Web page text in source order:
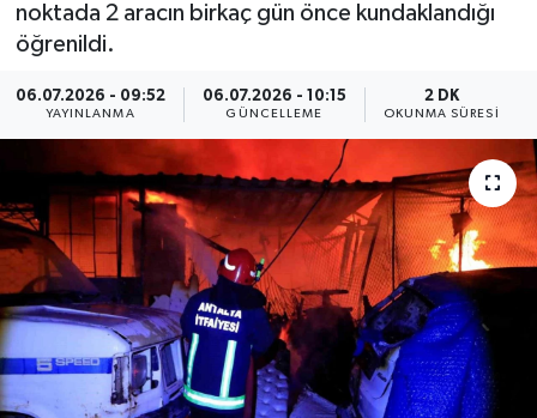
noktada 2 aracın birkaç gün önce kundaklandığı
öğrenildi.
06.07.2026 - 09:52
YAYINLANMA
06.07.2026 - 10:15
GÜNCELLEME
2 DK
OKUNMA SÜRESI
Canlı Maç
ÇEVRE
Dış Haberler
Dünya
EĞİTİM
EKONOMİ
English News